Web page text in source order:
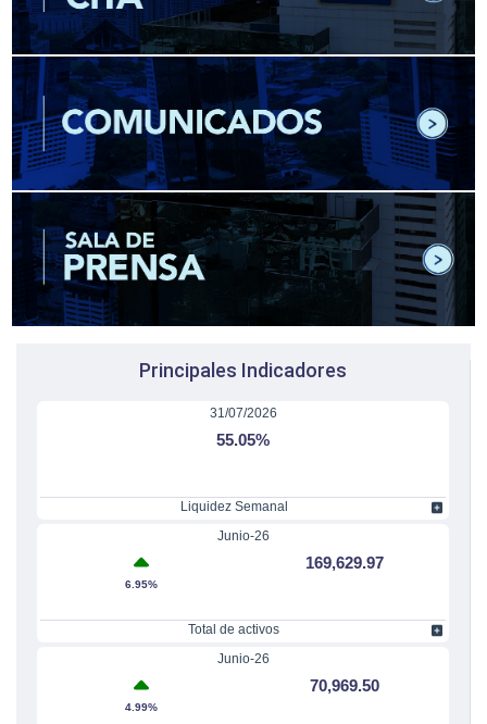
Principales Indicadores
31/07/2026
55.05%
Liquidez Semanal
Junio-26
6.95%
169,629.97
Total de activos
Junio-26
4.99%
70,969.50